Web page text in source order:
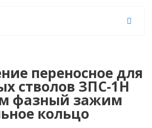
переносное для
стволов ЗПС-1Н
фазный зажим
кольцо